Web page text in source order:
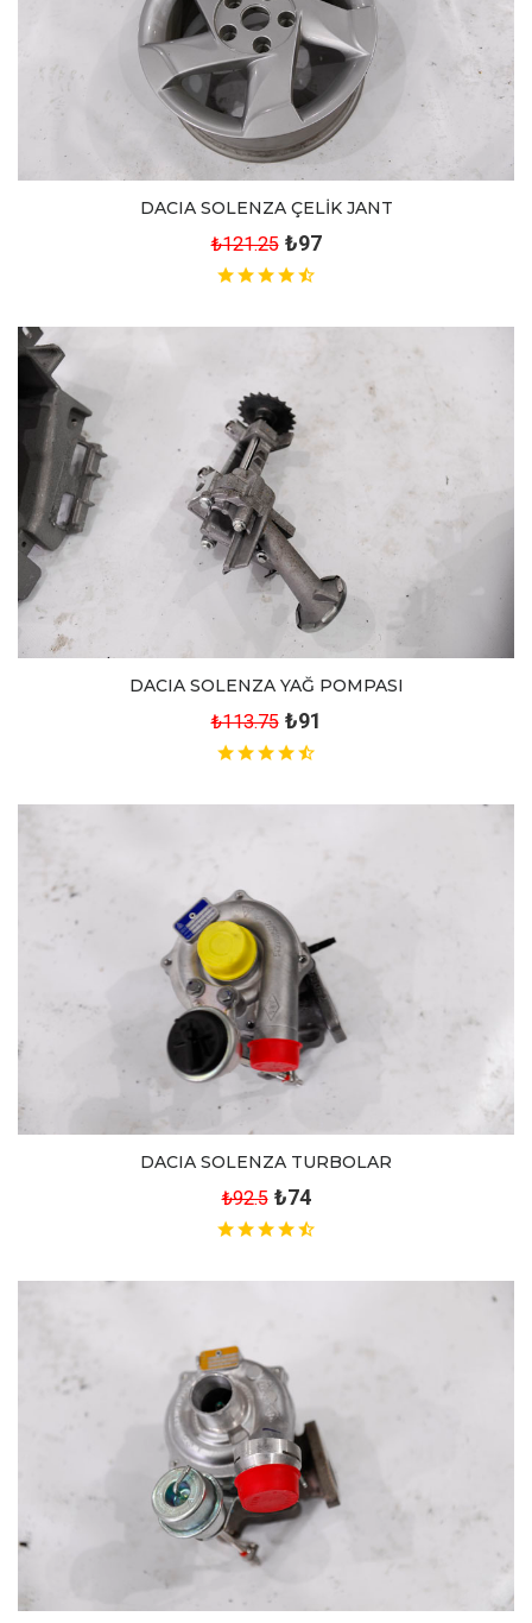
DACIA SOLENZA ÇELİK JANT
₺121.25 ₺97
DACIA SOLENZA YAĞ POMPASI
₺113.75 ₺91
DACIA SOLENZA TURBOLAR
₺92.5 ₺74